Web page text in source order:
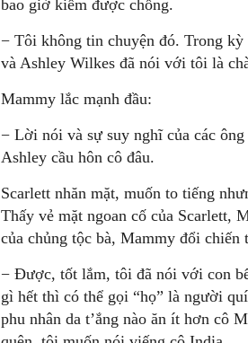
bao giờ kiếm được chồng.
− Tôi không tin chuyện đó. Trong
và Ashley Wilkes đã nói với tôi là
Mammy lắc mạnh đầu:
− Lời nói và sự suy nghĩ của các
Ashley cầu hôn cô đâu.
Scarlett nhăn mặt, muốn to tiếng
Thấy vẻ mặt ngoan cố của Scarlett,
của chủng tộc bà, Mammy đổi
− Được, tốt lắm, tôi đã nói với con
gì hết thì có thể gọi “họ” là người
phu nhân da t’ắng nào ăn ít hơn cô